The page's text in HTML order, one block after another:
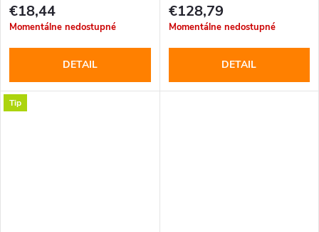
€18,44
Momentálne nedostupné
DETAIL
Čierna (CW-PB600LPA5BK-
PDD)
€128,79
Momentálne nedostupné
DETAIL
Tip